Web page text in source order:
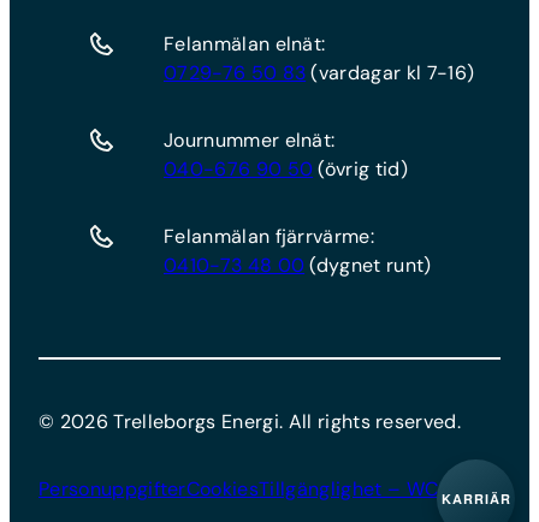
Felanmälan elnät:
0729-76 50 83(vardagar kl 7-16)
Journummer elnät:
040-676 90 50(övrig tid)
Felanmälan fjärrvärme:
0410-73 48 00(dygnet runt)
© 2026 Trelleborgs Energi. All rights reserved.
PersonuppgifterCookiesTillgänglighet – WCAGKARRIÄR